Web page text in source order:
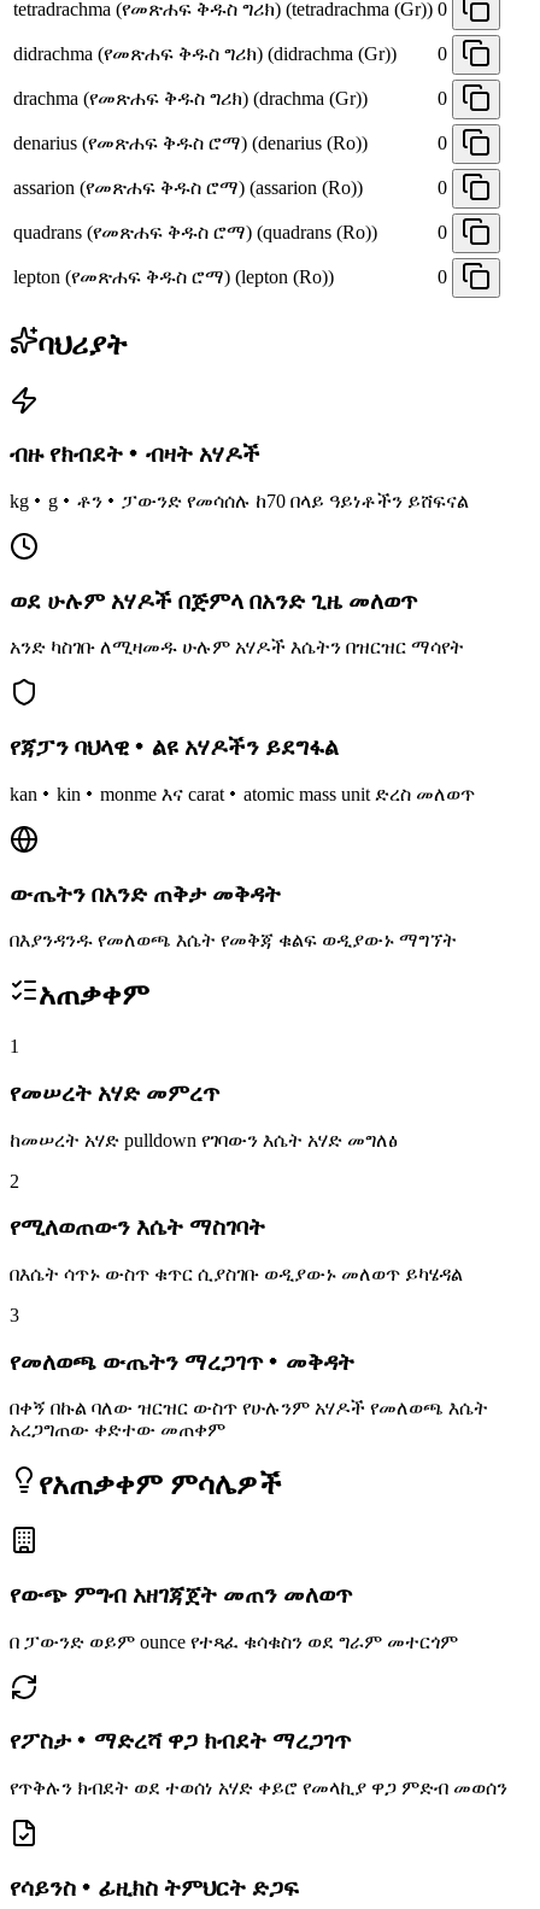
tetradrachma (የመጽሐፍ ቅዱስ ግሪክ) (tetradrachma (Gr)) 0
didrachma (የመጽሐፍ ቅዱስ ግሪክ) (didrachma (Gr)) 0
drachma (የመጽሐፍ ቅዱስ ግሪክ) (drachma (Gr)) 0
denarius (የመጽሐፍ ቅዱስ ሮማ) (denarius (Ro)) 0
assarion (የመጽሐፍ ቅዱስ ሮማ) (assarion (Ro)) 0
quadrans (የመጽሐፍ ቅዱስ ሮማ) (quadrans (Ro)) 0
lepton (የመጽሐፍ ቅዱስ ሮማ) (lepton (Ro)) 0
ባህሪያት
ብዙ የክብደት・ብዛት አሃዶች
kg・g・ቶን・ፓውንድ የመሳሰሉ ከ70 በላይ ዓይነቶችን ይሸፍናል
ወደ ሁሉም አሃዶች በጅምላ በአንድ ጊዜ መለወጥ
አንድ ካስገቡ ለሚዛመዱ ሁሉም አሃዶች እሴትን በዝርዝር ማሳየት
የጃፓን ባህላዊ・ልዩ አሃዶችን ይደግፋል
kan・kin・monme እና carat・atomic mass unit ድረስ መለወጥ
ውጤትን በአንድ ጠቅታ መቅዳት
በእያንዳንዱ የመለወጫ እሴት የመቅጃ ቁልፍ ወዲያውኑ ማግኘት
አጠቃቀም
1
የመሠረት አሃድ መምረጥ
ከመሠረት አሃድ pulldown የገባውን እሴት አሃድ መግለፅ
2
የሚለወጠውን እሴት ማስገባት
በእሴት ሳጥኑ ውስጥ ቁጥር ሲያስገቡ ወዲያውኑ መለወጥ ይካሄዳል
3
የመለወጫ ውጤትን ማረጋገጥ・መቅዳት
በቀኝ በኩል ባለው ዝርዝር ውስጥ የሁሉንም አሃዶች የመለወጫ እሴት
አረጋግጠው ቀድተው መጠቀም
የአጠቃቀም ምሳሌዎች
የውጭ ምግብ አዘገጃጀት መጠን መለወጥ
በ ፓውንድ ወይም ounce የተጻፈ ቁሳቁስን ወደ ግራም መተርጎም
የፖስታ・ማድረሻ ዋጋ ክብደት ማረጋገጥ
የጥቅሉን ክብደት ወደ ተወሰነ አሃድ ቀይሮ የመላኪያ ዋጋ ምድብ መወሰን
የሳይንስ・ፊዚክስ ትምህርት ድጋፍ